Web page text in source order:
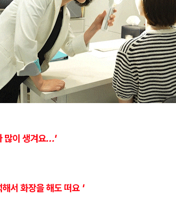
많이 생겨요...'
서 화장을 해도 떠요 '